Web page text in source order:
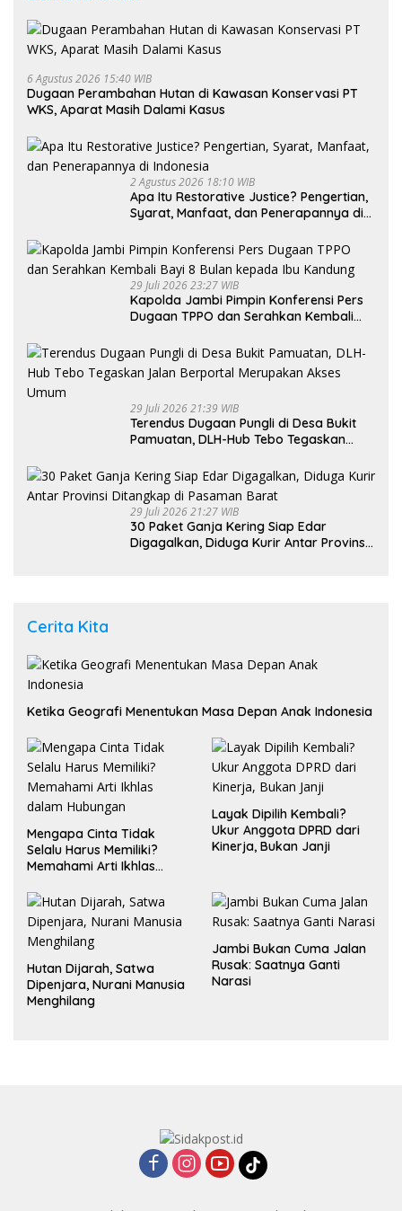
6 Agustus 2026 15:40 WIB
Dugaan Perambahan Hutan di Kawasan Konservasi PT
WKS, Aparat Masih Dalami Kasus
2 Agustus 2026 18:10 WIB
Apa Itu Restorative Justice? Pengertian,
Syarat, Manfaat, dan Penerapannya di
29 Juli 2026 23:27 WIB
Kapolda Jambi Pimpin Konferensi Pers
Dugaan TPPO dan Serahkan Kembali
29 Juli 2026 21:39 WIB
Terendus Dugaan Pungli di Desa Bukit
Pamuatan, DLH-Hub Tebo Tegaskan
Umum
29 Juli 2026 21:27 WIB
30 Paket Ganja Kering Siap Edar
Digagalkan, Diduga Kurir Antar Provinsi
Cerita Kita
Ketika Geografi Menentukan Masa Depan Anak Indonesia
Mengapa Cinta Tidak
Selalu Harus Memiliki?
Memahami Arti Ikhlas
Layak Dipilih Kembali?
Ukur Anggota DPRD dari
Kinerja, Bukan Janji
Hutan Dijarah, Satwa
Dipenjara, Nurani Manusia
Menghilang
Jambi Bukan Cuma Jalan
Rusak: Saatnya Ganti
Narasi